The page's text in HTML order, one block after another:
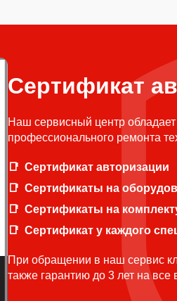
Сертификат
Наш сервисный центр
профессионального ремонта
Сертификат авторизации
Сертификаты на
Сертификаты на
Сертификат у каждого
При обращении в наш сервис
также гарантию до 3 лет на